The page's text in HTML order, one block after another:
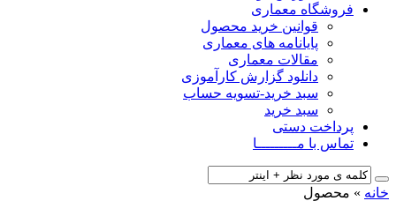
فروشگاه معماری
قوانین خرید محصول
پایانامه های معماری
مقالات معماری
دانلود گزارش کارآموزی
سبد خرید-تسویه حساب
سبد خرید
پرداخت دستی
تماس با مـــــــــا
خانه » محصول